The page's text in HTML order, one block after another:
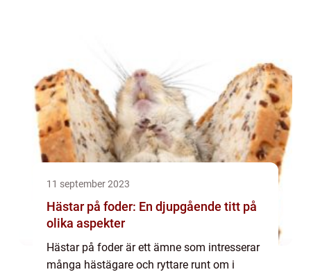
11 september 2023
Hästar på foder: En djupgående titt på
olika aspekter
Hästar på foder är ett ämne som intresserar
många hästägare och ryttare runt om i